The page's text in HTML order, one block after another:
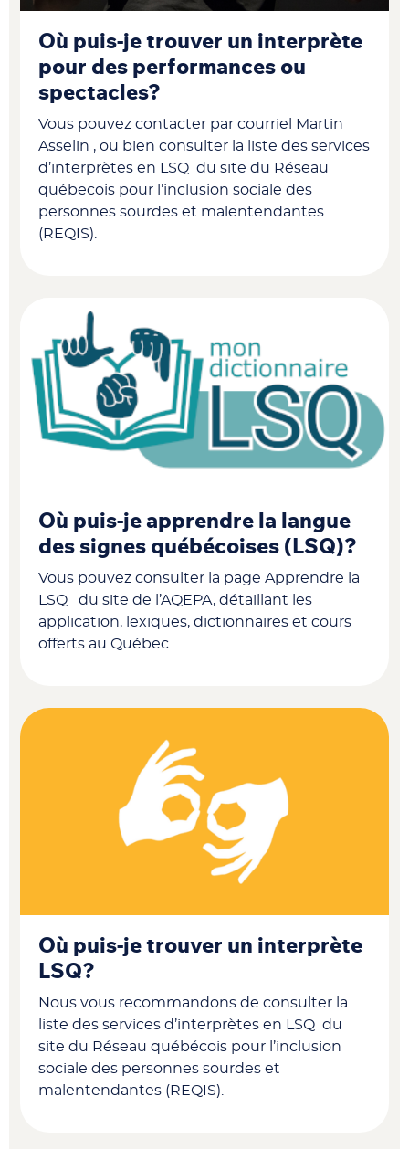
Où puis-je trouver un interprète
pour des performances ou
spectacles?
Vous pouvez contacter par courriel Martin
Asselin , ou bien consulter la liste des services
d’interprètes en LSQ du site du Réseau
québecois pour l’inclusion sociale des
personnes sourdes et malentendantes
(REQIS).
Où puis-je apprendre la langue
des signes québécoises (LSQ)?
Vous pouvez consulter la page Apprendre la
LSQ du site de l’AQEPA, détaillant les
application, lexiques, dictionnaires et cours
offerts au Québec.
Où puis-je trouver un interprète
LSQ?
Nous vous recommandons de consulter la
liste des services d’interprètes en LSQ du
site du Réseau québécois pour l’inclusion
sociale des personnes sourdes et
malentendantes (REQIS).